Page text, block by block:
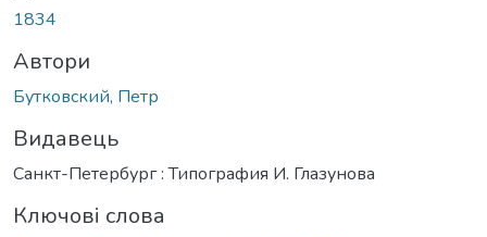
1834
Автори
Бутковский, Петр
Видавець
Санкт-Петербург : Типография И. Глазунова
Ключові слова